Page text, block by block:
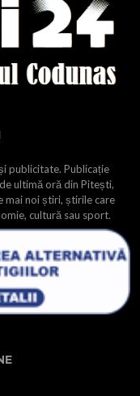
publicitate. Publicație
ultimă oră din Pitești,
mai noi știri, știrile care
cultură sau sport.